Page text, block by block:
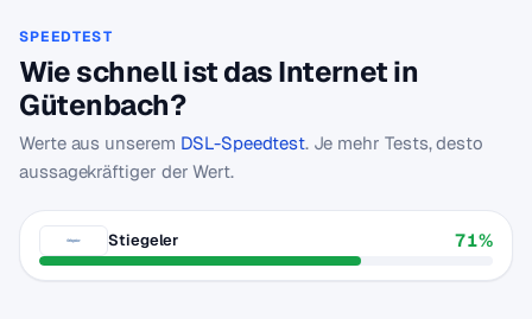
SPEEDTEST
Wie schnell ist das Internet in
Gütenbach?
Werte aus unserem DSL-Speedtest. Je mehr Tests, desto
aussagekräftiger der Wert.
Stiegeler 71%